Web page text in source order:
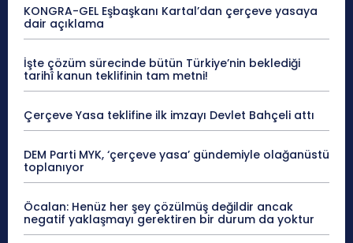
KONGRA-GEL Eşbaşkanı Kartal’dan çerçeve yasaya
dair açıklama
İşte çözüm sürecinde bütün Türkiye’nin beklediği
tarihî kanun teklifinin tam metni!
Çerçeve Yasa teklifine ilk imzayı Devlet Bahçeli attı
DEM Parti MYK, ‘çerçeve yasa’ gündemiyle olağanüstü
toplanıyor
Öcalan: Henüz her şey çözülmüş değildir ancak
negatif yaklaşmayı gerektiren bir durum da yoktur